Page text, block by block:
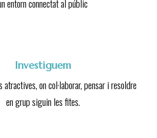
entorn connectat al públic
Investiguem
on col·laborar, pensar i resoldre
en grup siguin les fites.